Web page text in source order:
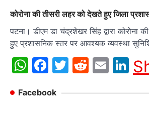
कोरोना की तीसरी लहर को देखते हुए जिला
पटना। डीएम डा चंद्रशेखर सिंह द्वारा कोरोना
हुए प्रशासनिक स्तर पर आवश्यक व्यवस्था
WhatsApp
Facebook
Twitter
Reddit
Email
Facebook